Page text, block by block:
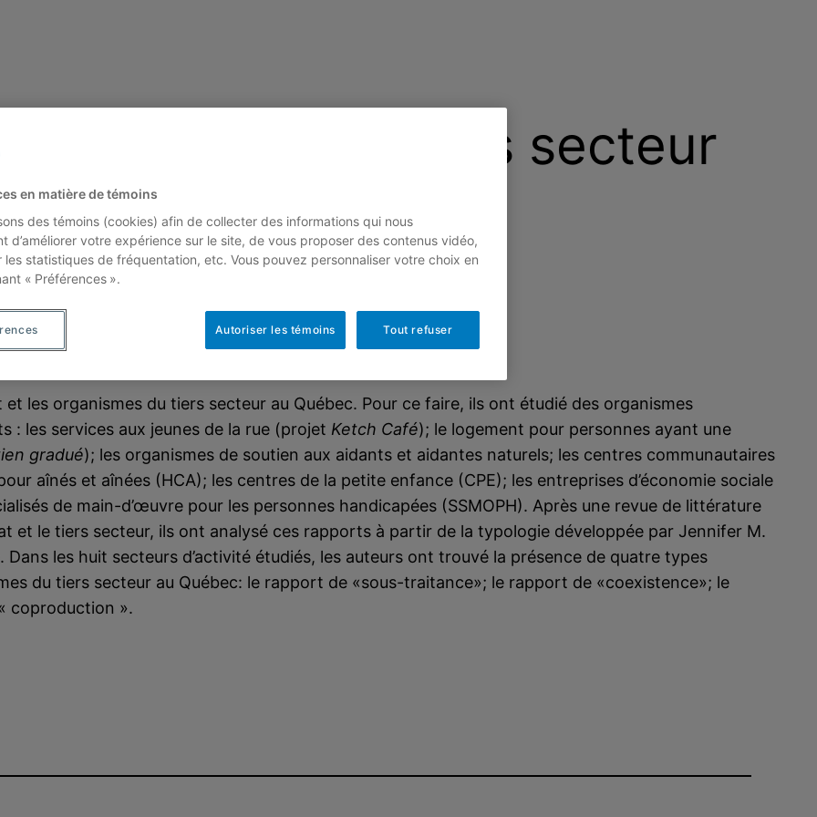
l’État et le tiers secteur
Par
Jean Proulx, Denis Bourque et Sébastien Savard
les organismes du tiers secteur au Québec. Pour ce faire, ils ont étudié des organismes
: les services aux jeunes de la rue (projet Ketch Café); le logement pour personnes ayant une
gradué); les organismes de soutien aux aidants et aidantes naturels; les centres communautaires
aînés et aînées (HCA); les centres de la petite enfance (CPE); les entreprises d’économie sociale
de main-d’œuvre pour les personnes handicapées (SSMOPH). Après une revue de littérature
et le tiers secteur, ils ont analysé ces rapports à partir de la typologie développée par Jennifer M.
Dans les huit secteurs d’activité étudiés, les auteurs ont trouvé la présence de quatre types
du tiers secteur au Québec: le rapport de «sous-traitance»; le rapport de «coexistence»; le
coproduction ».
en matière de témoins
des témoins (cookies) afin de collecter des informations qui nous
d’améliorer votre expérience sur le site, de vous proposer des contenus vidéo,
les statistiques de fréquentation, etc. Vous pouvez personnaliser votre choix en
« Préférences ».
Tout refuser
Autoriser les témoins